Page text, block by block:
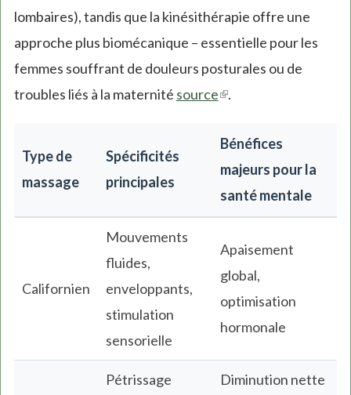
lombaires), tandis que la kinésithérapie offre une
approche plus biomécanique – essentielle pour les
femmes souffrant de douleurs posturales ou de
troubles liés à la maternité source(link
external)
.
Type de
massage
Spécificités
principales
Bénéfices
majeurs pour la
santé mentale
Californien
Mouvements
fluides,
enveloppants,
stimulation
sensorielle
Apaisement
global,
optimisation
hormonale
Pétrissage
Diminution nette